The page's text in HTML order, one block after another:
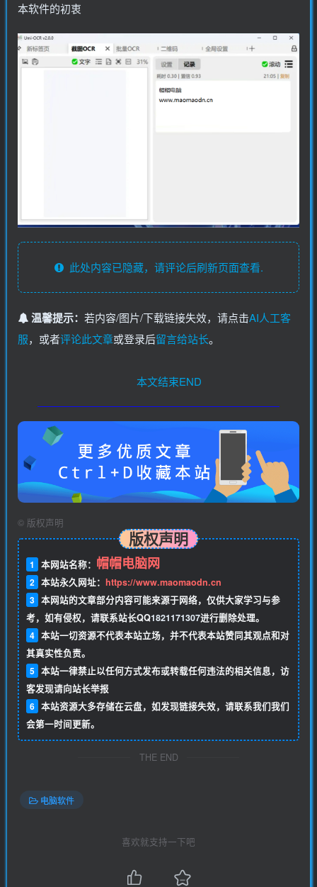
本软件的初衷
此处内容已隐藏，请评论后刷新页面查看.
温馨提示： 若内容/图片/下载链接失效，请点击AI人工客
服，或者评论此文章或登录后留言给站长。
本文结束END
© 版权声明
版权声明
1 本网站名称： 帽帽电脑网
2 本站永久网址： https://www.maomaodn.cn
3 本网站的文章部分内容可能来源于网络，仅供大家学习与参
考，如有侵权，请联系站长QQ1821171307进行删除处理。
4 本站一切资源不代表本站立场，并不代表本站赞同其观点和对
其真实性负责。
5 本站一律禁止以任何方式发布或转载任何违法的相关信息，访
客发现请向站长举报
6 本站资源大多存储在云盘，如发现链接失效，请联系我们我们
会第一时间更新。
THE END
电脑软件
喜欢就支持一下吧